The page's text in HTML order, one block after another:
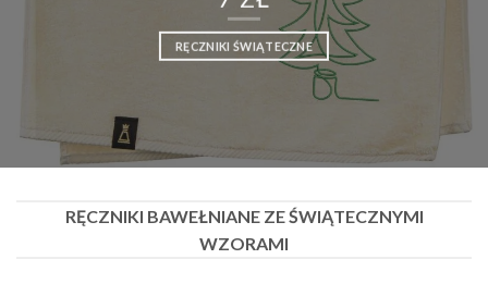
RĘCZNIKI ŚWIĄTECZNE
RĘCZNIKI BAWEŁNIANE ZE ŚWIĄTECZNYMI
WZORAMI